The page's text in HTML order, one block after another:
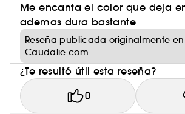
Me encanta el color que deja
ademas dura bastante
Reseña publicada originalmente en
Caudalie.com
¿Te resultó útil esta reseña?
0